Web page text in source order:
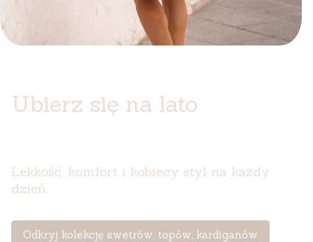
Ubierz się na lato
Lekkość, komfort i kobiecy styl na każdy
dzień.
Odkryj kolekcję swetrów, topów, kardiganów